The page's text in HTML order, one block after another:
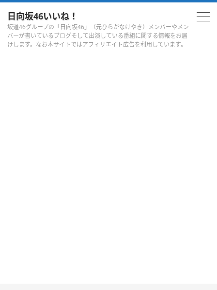
日向坂46いいね！
坂道46グループの「日向坂46」（元ひらがなけやき）メンバーやメン
バーが書いているブログそして出演している番組に関する情報をお届
けします。なお本サイトではアフィリエイト広告を利用しています。